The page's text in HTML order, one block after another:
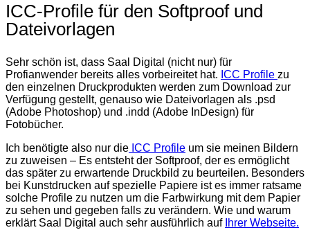
ICC-Profile für den Softproof und
Dateivorlagen
Sehr schön ist, dass Saal Digital (nicht nur) für
Profianwender bereits alles vorbeireitet hat. ICC Profile zu
den einzelnen Druckprodukten werden zum Download zur
Verfügung gestellt, genauso wie Dateivorlagen als .psd
(Adobe Photoshop) und .indd (Adobe InDesign) für
Fotobücher.
Ich benötigte also nur die ICC Profile um sie meinen Bildern
zu zuweisen – Es entsteht der Softproof, der es ermöglicht
das später zu erwartende Druckbild zu beurteilen. Besonders
bei Kunstdrucken auf spezielle Papiere ist es immer ratsame
solche Profile zu nutzen um die Farbwirkung mit dem Papier
zu sehen und gegeben falls zu verändern. Wie und warum
erklärt Saal Digital auch sehr ausführlich auf Ihrer Webseite.